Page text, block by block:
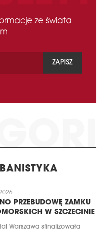
ze świata
ZAPISZ
PRZEBUDOWĘ ZAMKU
W SZCZECINIE
Warszawa sfinalizowała